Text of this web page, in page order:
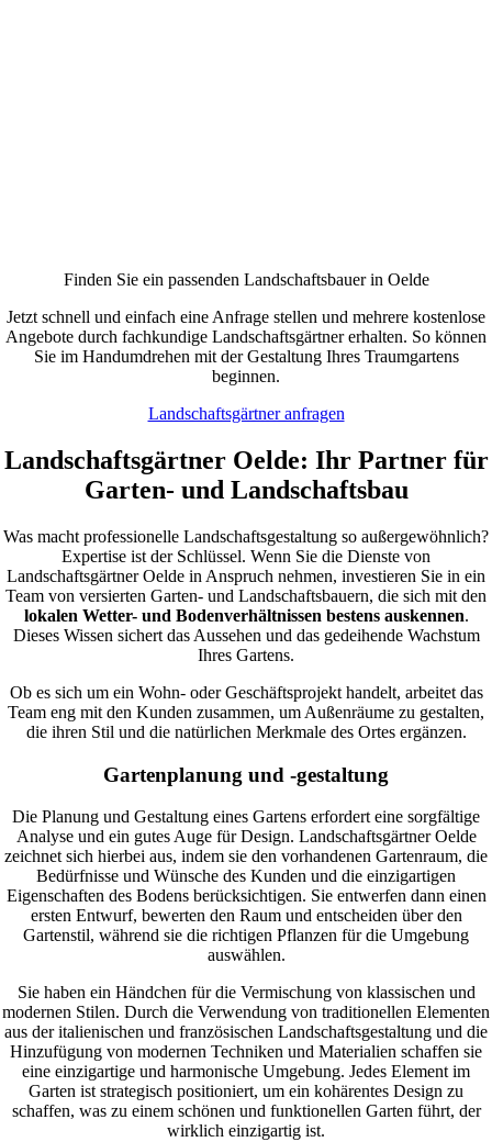
Finden Sie ein passenden Landschaftsbauer in Oelde
Jetzt schnell und einfach eine Anfrage stellen und mehrere kostenlose
Angebote durch fachkundige Landschaftsgärtner erhalten. So können
Sie im Handumdrehen mit der Gestaltung Ihres Traumgartens
beginnen.
Landschaftsgärtner anfragen
Landschaftsgärtner Oelde: Ihr Partner für
Garten- und Landschaftsbau
Was macht professionelle Landschaftsgestaltung so außergewöhnlich?
Expertise ist der Schlüssel. Wenn Sie die Dienste von
Landschaftsgärtner Oelde in Anspruch nehmen, investieren Sie in ein
Team von versierten Garten- und Landschaftsbauern, die sich mit den
lokalen Wetter- und Bodenverhältnissen bestens auskennen.
Dieses Wissen sichert das Aussehen und das gedeihende Wachstum
Ihres Gartens.
Ob es sich um ein Wohn- oder Geschäftsprojekt handelt, arbeitet das
Team eng mit den Kunden zusammen, um Außenräume zu gestalten,
die ihren Stil und die natürlichen Merkmale des Ortes ergänzen.
Gartenplanung und -gestaltung
Die Planung und Gestaltung eines Gartens erfordert eine sorgfältige
Analyse und ein gutes Auge für Design. Landschaftsgärtner Oelde
zeichnet sich hierbei aus, indem sie den vorhandenen Gartenraum, die
Bedürfnisse und Wünsche des Kunden und die einzigartigen
Eigenschaften des Bodens berücksichtigen. Sie entwerfen dann einen
ersten Entwurf, bewerten den Raum und entscheiden über den
Gartenstil, während sie die richtigen Pflanzen für die Umgebung
auswählen.
Sie haben ein Händchen für die Vermischung von klassischen und
modernen Stilen. Durch die Verwendung von traditionellen Elementen
aus der italienischen und französischen Landschaftsgestaltung und die
Hinzufügung von modernen Techniken und Materialien schaffen sie
eine einzigartige und harmonische Umgebung. Jedes Element im
Garten ist strategisch positioniert, um ein kohärentes Design zu
schaffen, was zu einem schönen und funktionellen Garten führt, der
wirklich einzigartig ist.